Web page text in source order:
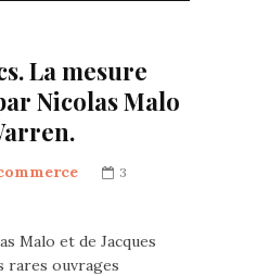
La mesure
Nicolas Malo
3
Malo et de Jacques
rares ouvrages